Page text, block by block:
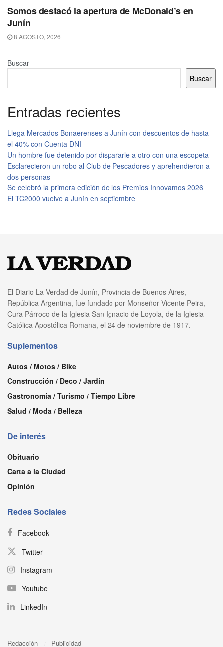
Somos destacó la apertura de McDonald’s en
Junín
8 AGOSTO, 2026
Buscar
Buscar
Entradas recientes
Llega Mercados Bonaerenses a Junín con descuentos de hasta
el 40% con Cuenta DNI
Un hombre fue detenido por dispararle a otro con una escopeta
Esclarecieron un robo al Club de Pescadores y aprehendieron a
dos personas
Se celebró la primera edición de los Premios Innovamos 2026
El TC2000 vuelve a Junín en septiembre
El Diario La Verdad de Junín, Provincia de Buenos Aires,
República Argentina, fue fundado por Monseñor Vicente Peira,
Cura Párroco de la Iglesia San Ignacio de Loyola, de la Iglesia
Católica Apostólica Romana, el 24 de noviembre de 1917.
Suplementos
Autos / Motos / Bike
Construcción / Deco / Jardín
Gastronomía / Turismo / Tiempo Libre
Salud / Moda / Belleza
De interés
Obituario
Carta a la Ciudad
Opinión
Redes Sociales
Facebook
Twitter
Instagram
Youtube
LinkedIn
Redacción Publicidad